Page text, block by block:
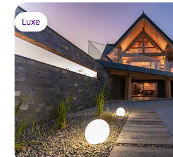
Luxe
Luxe